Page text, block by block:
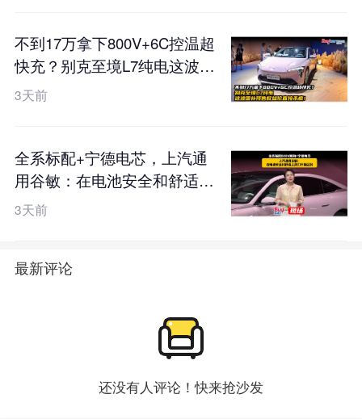
不到17万拿下800V+6C控温超
快充？别克至境L7纯电这波国
补预售权益价直接杀疯！
3天前
全系标配+宁德电芯，上汽通
用谷敏：在电池安全和舒适上
我们不搞区别
3天前
最新评论
还没有人评论！快来抢沙发